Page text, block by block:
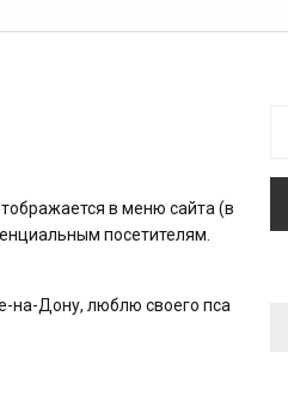
в меню сайта (в
посетителям.
на-Дону, люблю своего пса